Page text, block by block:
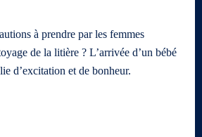
à prendre par les femmes
de la litière ? L’arrivée d’un bébé
d’excitation et de bonheur.